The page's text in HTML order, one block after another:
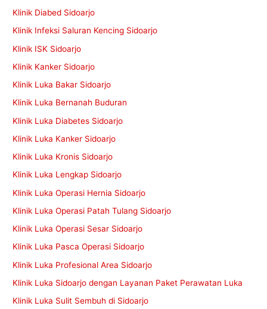
Klinik Diabed Sidoarjo
Klinik Infeksi Saluran Kencing Sidoarjo
Klinik ISK Sidoarjo
Klinik Kanker Sidoarjo
Klinik Luka Bakar Sidoarjo
Klinik Luka Bernanah Buduran
Klinik Luka Diabetes Sidoarjo
Klinik Luka Kanker Sidoarjo
Klinik Luka Kronis Sidoarjo
Klinik Luka Lengkap Sidoarjo
Klinik Luka Operasi Hernia Sidoarjo
Klinik Luka Operasi Patah Tulang Sidoarjo
Klinik Luka Operasi Sesar Sidoarjo
Klinik Luka Pasca Operasi Sidoarjo
Klinik Luka Profesional Area Sidoarjo
Klinik Luka Sidoarjo dengan Layanan Paket Perawatan Luka
Klinik Luka Sulit Sembuh di Sidoarjo